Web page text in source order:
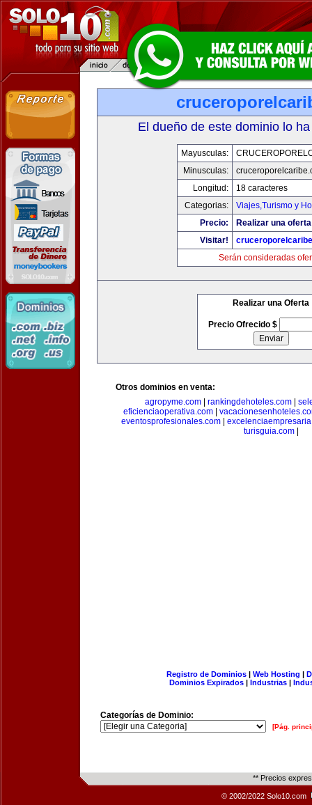
El dueño de este dominio lo
Mayusculas:
Minusculas:
Longitud:
18 caracteres
Categorias:
Viajes,Turismo y
Precio:
Realizar una
Visitar!
Serán consideradas
Realizar una Oferta
Precio Ofrecido $
Otros dominios en venta:
agropyme.com| rankingdehoteles.com|
eficienciaoperativa.com
eventosprofesionales.com
turisguia.com|
Registro de Dominios| Web Hosting |
Dominios Expirados | Industrias |
Categorías de Dominio:
[Pág.
** Precios
© 2002/2022 Solo10.com